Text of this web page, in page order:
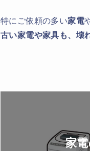
特にご依頼の多い家電
古い家電や家具も、壊
家